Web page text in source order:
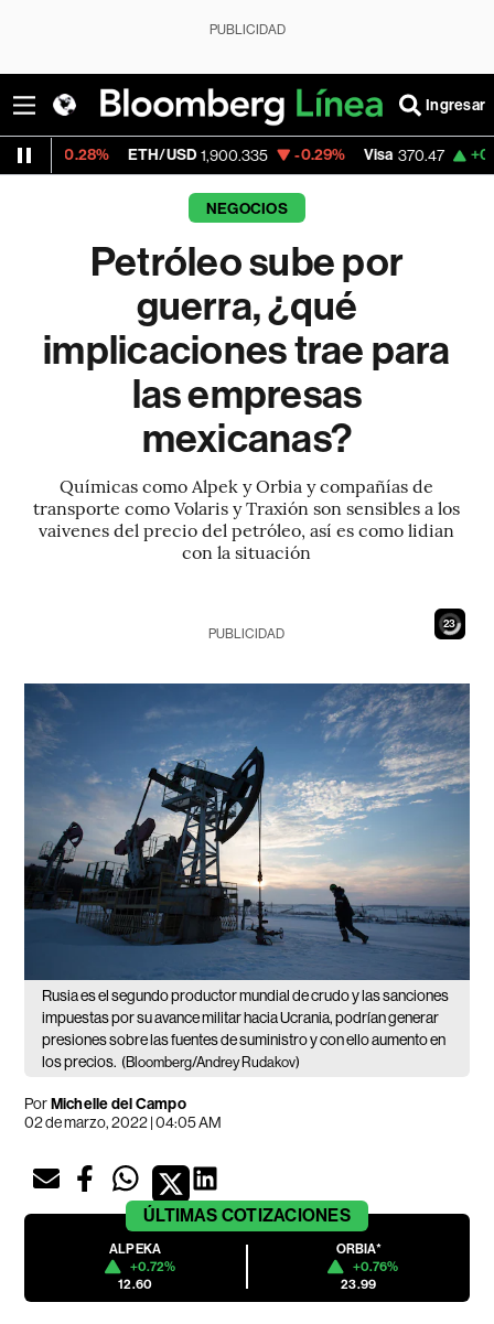
PUBLICIDAD
Ingresar
ETH/USD 1,900.335 -0.29% Visa 370.47 +0.52%
NEGOCIOS
Petróleo sube por
guerra, ¿qué
implicaciones trae para
las empresas
mexicanas?
Químicas como Alpek y Orbia y compañías de
transporte como Volaris y Traxión son sensibles a los
vaivenes del precio del petróleo, así es como lidian
con la situación
21
PUBLICIDAD
Rusia es el segundo productor mundial de crudo y las sanciones
impuestas por su avance militar hacia Ucrania, podrían generar
presiones sobre las fuentes de suministro y con ello aumento en
los precios. (Bloomberg/Andrey Rudakov)
PorMichelle del Campo
02 de marzo, 2022 | 04:05 AM
ÚLTIMAS COTIZACIONES
ALPEKA
+0.72%
12.60
ORBIA*
+0.76%
23.99